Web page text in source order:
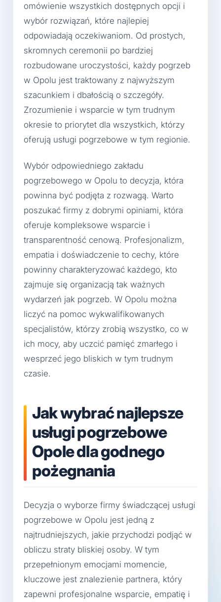
omówienie wszystkich dostępnych opcji i
wybór rozwiązań, które najlepiej
odpowiadają oczekiwaniom. Od prostych,
skromnych ceremonii po bardziej
rozbudowane uroczystości, każdy pogrzeb
w Opolu jest traktowany z najwyższym
szacunkiem i dbałością o szczegóły.
Zrozumienie i wsparcie w tym trudnym
okresie to priorytet dla wszystkich, którzy
oferują usługi pogrzebowe w tym regionie.
Wybór odpowiedniego zakładu
pogrzebowego w Opolu to decyzja, która
powinna być podjęta z rozwagą. Warto
poszukać firmy z dobrymi opiniami, która
oferuje kompleksowe wsparcie i
transparentność cenową. Profesjonalizm,
empatia i doświadczenie to cechy, które
powinny charakteryzować każdego, kto
zajmuje się organizacją tak ważnych
wydarzeń jak pogrzeb. W Opolu można
liczyć na pomoc wykwalifikowanych
specjalistów, którzy zrobią wszystko, co w
ich mocy, aby uczcić pamięć zmarłego i
wesprzeć jego bliskich w tym trudnym
czasie.
Jak wybrać najlepsze
usługi pogrzebowe
Opole dla godnego
pożegnania
Decyzja o wyborze firmy świadczącej usługi
pogrzebowe w Opolu jest jedną z
najtrudniejszych, jakie przychodzi podjąć w
obliczu straty bliskiej osoby. W tym
przepełnionym emocjami momencie,
kluczowe jest znalezienie partnera, który
zapewni profesjonalne wsparcie, empatię i